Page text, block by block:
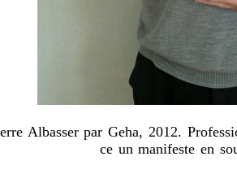
Albasser par Geha, 2012.
ce un manifeste en